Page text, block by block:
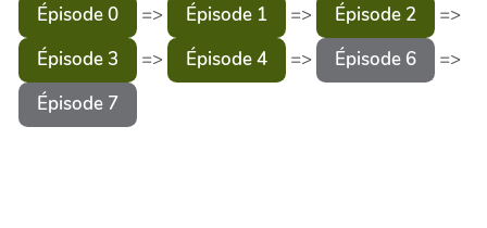
Épisode 0 => Épisode 1 => Épisode 2
=>
Épisode 3
=> Épisode 4 => Épisode 6
=>
Épisode 7